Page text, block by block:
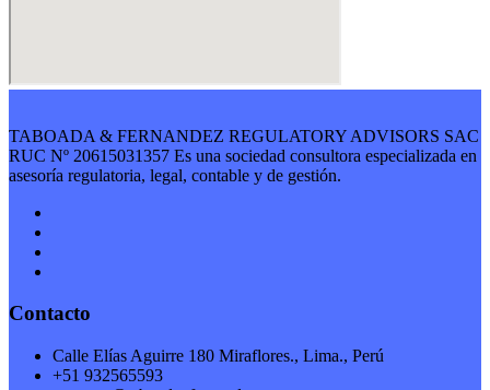
TABOADA & FERNANDEZ REGULATORY ADVISORS SAC
RUC Nº 20615031357 Es una sociedad consultora especializada en
asesoría regulatoria, legal, contable y de gestión.
Contacto
Calle Elías Aguirre 180 Miraflores., Lima., Perú
+51 932565593